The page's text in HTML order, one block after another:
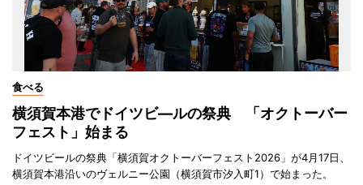
食べる
横須賀本港でドイツビ―ルの祭典 「オクトーバー
フェスト」始まる
ドイツビールの祭典「横須賀オクトーバーフェスト2026」が4月17日、
横須賀本港沿いのヴェルニー公園（横須賀市汐入町1）で始まった。